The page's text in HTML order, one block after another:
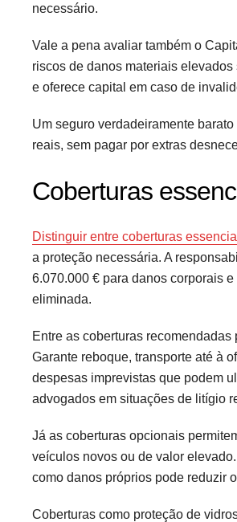
necessário.
Vale a pena avaliar também o
riscos de danos materiais
e oferece capital em caso de
Um seguro verdadeiramente
reais, sem pagar por extras
Coberturas
Distinguir entre coberturas
a proteção necessária. A
6.070.000 € para danos corporais
eliminada.
Entre as coberturas
Garante reboque, transporte até à
despesas imprevistas que podem
advogados em situações de litígio
Já as coberturas opcionais
veículos novos ou de valor
como danos próprios pode reduzir
Coberturas como proteção de